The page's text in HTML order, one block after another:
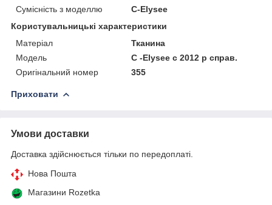
Сумісність з моделлю
C-Elysee
Користувальницькі характеристики
Матеріал
Тканина
Модель
C -Elysee c 2012 р справ.
Оригінальний номер
355
Приховати
Умови доставки
Доставка здійснюється тільки по передоплаті.
Нова Пошта
Магазини Rozetka